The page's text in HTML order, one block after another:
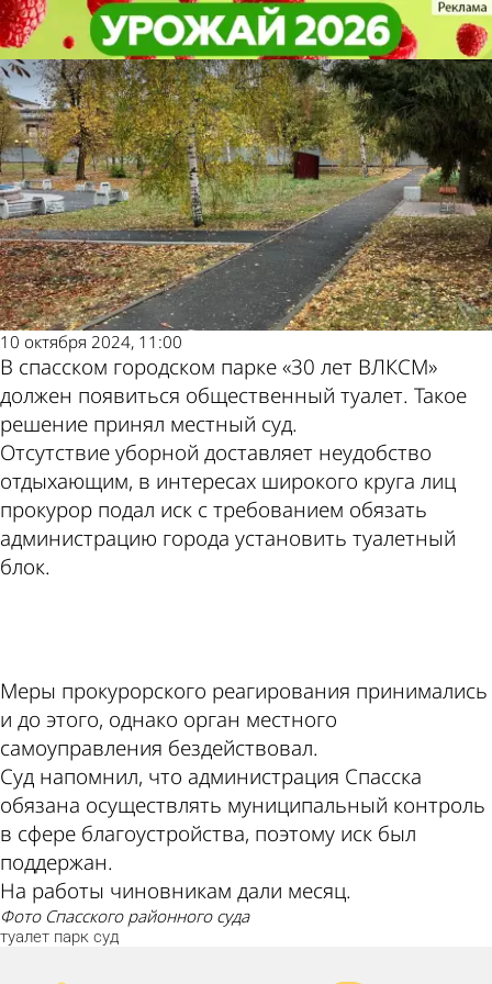
В спасском парке по решению
суда появится туалет
Общество
10 октября 2024, 11:00
В спасском городском парке «30 лет ВЛКСМ»
должен появиться общественный туалет. Такое
решение принял местный суд.
Отсутствие уборной доставляет неудобство
отдыхающим, в интересах широкого круга лиц
прокурор подал иск с требованием обязать
администрацию города установить туалетный
блок.
Меры прокурорского реагирования принимались
и до этого, однако орган местного
самоуправления бездействовал.
Суд напомнил, что администрация Спасска
обязана осуществлять муниципальный контроль
в сфере благоустройства, поэтому иск был
поддержан.
На работы чиновникам дали месяц.
фото Спасского районного суда
туалет парк суд
В спасском парке по решению
суда появится туалет
Общество
Другие новости по
теме
Погода и курсы
валют в Пензе